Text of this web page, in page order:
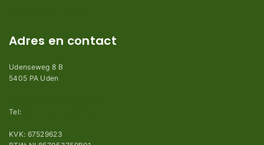
Adres en contact
Udenseweg 8 B
5405 PA Uden
Tel:
KVK: 67529623